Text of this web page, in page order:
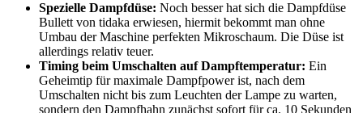
Spezielle Dampfdüse: Noch besser hat sich die Dampfdüse
Bullett von tidaka erwiesen, hiermit bekommt man ohne
Umbau der Maschine perfekten Mikroschaum. Die Düse ist
allerdings relativ teuer.
Timing beim Umschalten auf Dampftemperatur: Ein
Geheimtip für maximale Dampfpower ist, nach dem
Umschalten nicht bis zum Leuchten der Lampe zu warten,
sondern den Dampfhahn zunächst sofort für ca. 10 Sekunden